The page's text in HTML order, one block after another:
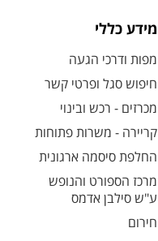
מידע כללי
מפות ודרכי הגעה
חיפוש סגל ופרטי קשר
מכרזים - רכש ובינוי
קריירה - משרות פתוחות
החלפת סיסמה ארגונית
מרכז הספורט והנופש
ע"ש סילבן אדמס
חירום